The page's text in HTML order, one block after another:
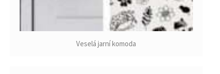
Veselá jarní komoda